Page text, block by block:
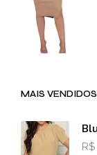
MAIS VENDIDOS
R$